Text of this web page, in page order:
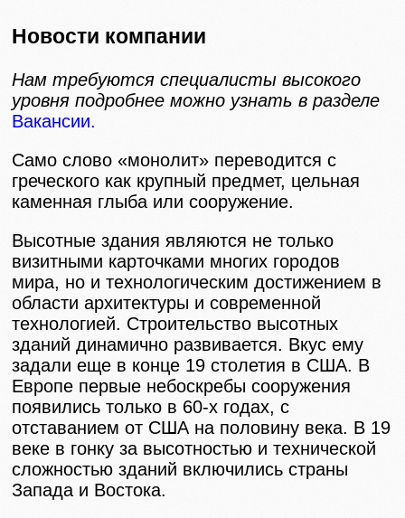
Новости компании
Нам требуются специалисты высокого
уровня подробнее можно узнать в разделе
Вакансии.
Само слово «монолит» переводится с
греческого как крупный предмет, цельная
каменная глыба или сооружение.
Высотные здания являются не только
визитными карточками многих городов
мира, но и технологическим достижением в
области архитектуры и современной
технологией. Строительство высотных
зданий динамично развивается. Вкус ему
задали еще в конце 19 столетия в США. В
Европе первые небоскребы сооружения
появились только в 60-х годах, с
отставанием от США на половину века. В 19
веке в гонку за высотностью и технической
сложностью зданий включились страны
Запада и Востока.